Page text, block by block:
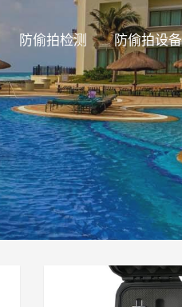
防偷拍检测 防偷拍设备